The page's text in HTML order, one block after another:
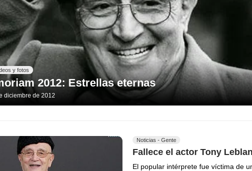
y fotos
2012: Estrellas eternas
diciembre de 2012
Noticias - Gente
Fallece el actor Tony
El popular intérprete fue víctima de